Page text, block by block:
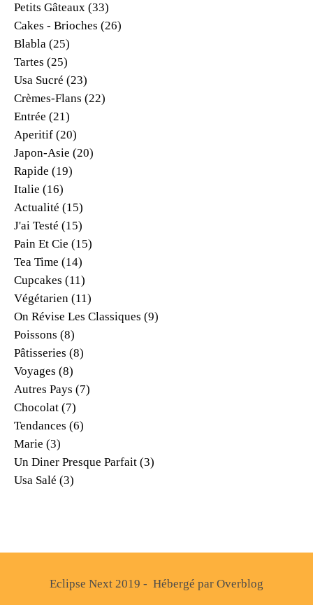
Petits Gâteaux (33)
Cakes - Brioches (26)
Blabla (25)
Tartes (25)
Usa Sucré (23)
Crèmes-Flans (22)
Entrée (21)
Aperitif (20)
Japon-Asie (20)
Rapide (19)
Italie (16)
Actualité (15)
J'ai Testé (15)
Pain Et Cie (15)
Tea Time (14)
Cupcakes (11)
Végétarien (11)
On Révise Les Classiques (9)
Poissons (8)
Pâtisseries (8)
Voyages (8)
Autres Pays (7)
Chocolat (7)
Tendances (6)
Marie (3)
Un Diner Presque Parfait (3)
Usa Salé (3)
Eclipse Next 2019 - Hébergé par Overblog